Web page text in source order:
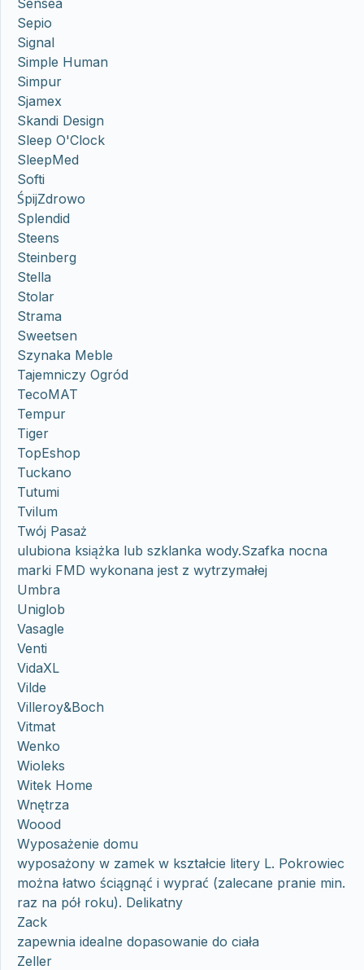
Sepio
Signal
Simple Human
Simpur
Sjamex
Skandi Design
Sleep O'Clock
SleepMed
Softi
ŚpijZdrowo
Splendid
Steens
Steinberg
Stella
Stolar
Strama
Sweetsen
Szynaka Meble
Tajemniczy Ogród
TecoMAT
Tempur
Tiger
TopEshop
Tuckano
Tutumi
Tvilum
Twój Pasaż
ulubiona książka lub szklanka wody.Szafka nocna
marki FMD wykonana jest z wytrzymałej
Umbra
Uniglob
Vasagle
Venti
VidaXL
Vilde
Villeroy&Boch
Vitmat
Wenko
Wioleks
Witek Home
Wnętrza
Woood
Wyposażenie domu
wyposażony w zamek w kształcie litery L. Pokrowiec
można łatwo ściągnąć i wyprać (zalecane pranie min.
raz na pół roku). Delikatny
Zack
zapewnia idealne dopasowanie do ciała
Zeller